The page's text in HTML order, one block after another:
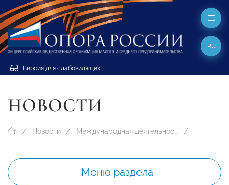
Версия для слабовидящих
RU
НОВОСТИ
Новости Международная деятельность
Меню раздела